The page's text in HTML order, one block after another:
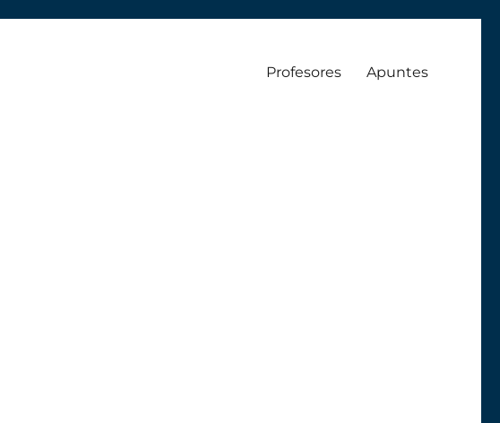
Profesores Apuntes